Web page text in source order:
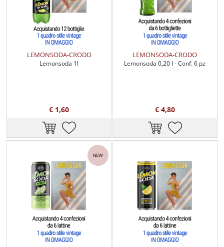
LEMONSODA-CRODO
Lemonsoda 1l
€ 1,60
LEMONSODA-CRODO
Lemonsoda 0,20 l - Conf. 6 pz
€ 4,80